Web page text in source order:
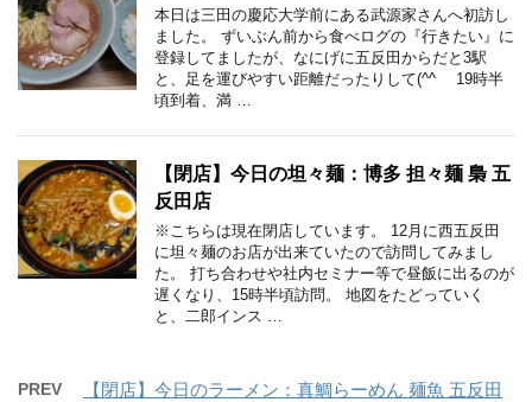
本日は三田の慶応大学前にある武源家さんへ初訪し
ました。 ずいぶん前から食べログの『行きたい』に
登録してましたが、なにげに五反田からだと3駅
と、足を運びやすい距離だったりして(^^ゞ 19時半
頃到着、満 …
【閉店】今日の坦々麺：博多 担々麺 梟 五
反田店
※こちらは現在閉店しています。 12月に西五反田
に坦々麺のお店が出来ていたので訪問してみまし
た。 打ち合わせや社内セミナー等で昼飯に出るのが
遅くなり、15時半頃訪問。 地図をたどっていく
と、二郎インス …
PREV
【閉店】今日のラーメン：真鯛らーめん 麺魚 五反田